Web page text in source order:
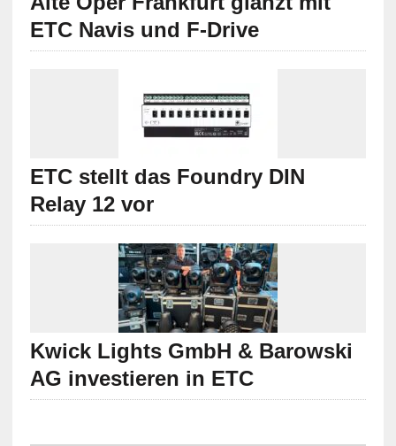
ETC Navis und F-Drive
ETC stellt das Foundry DIN
Relay 12 vor
Kwick Lights GmbH & Barowski
AG investieren in ETC